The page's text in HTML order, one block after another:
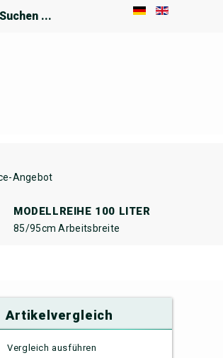
Angebot
MODELLREIHE 100 LITER
85/95cm Arbeitsbreite
Artikelvergleich
Vergleich ausführen